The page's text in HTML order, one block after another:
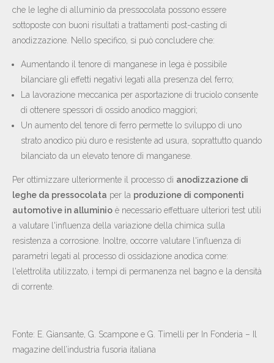
che le leghe di alluminio da pressocolata possono essere
sottoposte con buoni risultati a trattamenti post-casting di
anodizzazione. Nello specifico, si può concludere che:
Aumentando il tenore di manganese in lega è possibile
bilanciare gli effetti negativi legati alla presenza del ferro;
La lavorazione meccanica per asportazione di truciolo consente
di ottenere spessori di ossido anodico maggiori;
Un aumento del tenore di ferro permette lo sviluppo di uno
strato anodico più duro e resistente ad usura, soprattutto quando
bilanciato da un elevato tenore di manganese.
Per ottimizzare ulteriormente il processo di anodizzazione di
leghe da pressocolata per la produzione di componenti
automotive in alluminio è necessario effettuare ulteriori test utili
a valutare l'influenza della variazione della chimica sulla
resistenza a corrosione. Inoltre, occorre valutare l'influenza di
parametri legati al processo di ossidazione anodica come:
l'elettrolita utilizzato, i tempi di permanenza nel bagno e la densità
di corrente.
Fonte: E. Giansante, G. Scampone e G. Timelli per In Fonderia – Il
magazine dell’industria fusoria italiana